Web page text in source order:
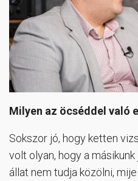
Milyen az öcséddel való
Sokszor jó, hogy ketten
volt olyan, hogy a
állat nem tudja közölni,